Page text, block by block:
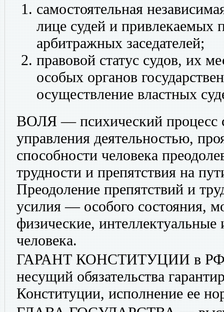
самостоятельная
лице судей и
арбитражных заседателей;
правовой статус судов, их
особых органов
осуществление властных
ВОЛЯ— психический процесс
управления деятельностью,
способности человека
трудности и препятствия на
Преодоление препятствий и
усилия — особого состояния,
физические,
человека.
ГАРАНТ КОНСТИТУЦИИв
несущий обязательства
Конституции, исполнение ее